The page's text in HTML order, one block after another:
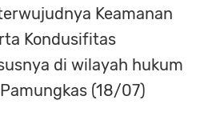
Keamanan
Kondusifitas
di wilayah hukum
(18/07)